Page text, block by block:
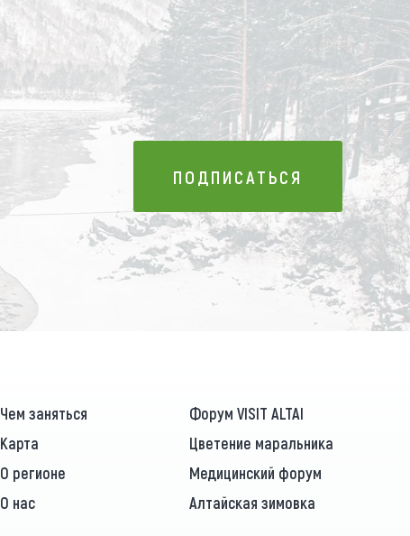
ПОДПИСАТЬСЯ
ПОДПИСАТЬСЯ
Чем заняться
Форум VISIT ALTAI
Карта
Цветение маральника
О регионе
Медицинский форум
О нас Алтайская зимовка